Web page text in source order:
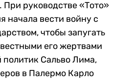
При руководстве «Тото»
начала вести войну с
чтобы запугать
его жертвами
политик Сальво Лима,
в Палермо Карло